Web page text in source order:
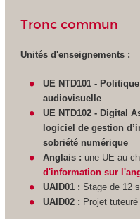
Tronc commun
Unités d'enseignements :
UE NTD101 -
audiovisuelle
UE NTD102 - Digital
logiciel de gestion
sobriété numérique
Anglais : une UE au
d'information sur
UAID01 :Stage de 12
UAID02 : Projet